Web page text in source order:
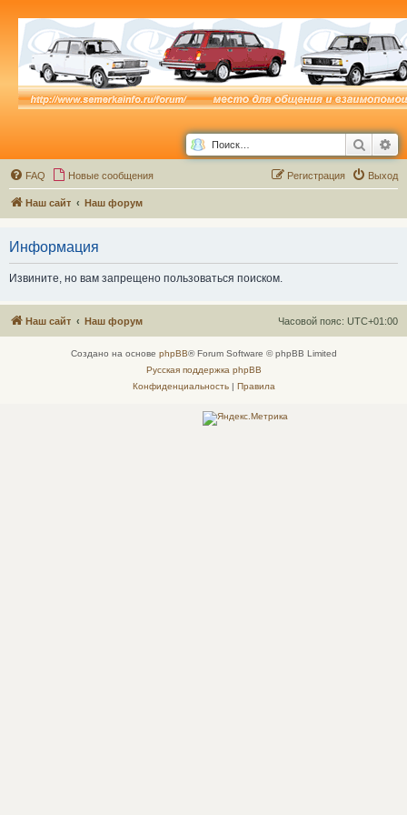
Поиск
FAQ Новые сообщения Выход
Регистрация
Наш сайт Наш форум
Информация
Извините, но вам запрещено пользоваться поиском.
Наш сайт Наш форум Часовой пояс: UTC+01:00
Создано на основе phpBB® Forum Software © phpBB Limited
Русская поддержка phpBB
Конфиденциальность| Правила